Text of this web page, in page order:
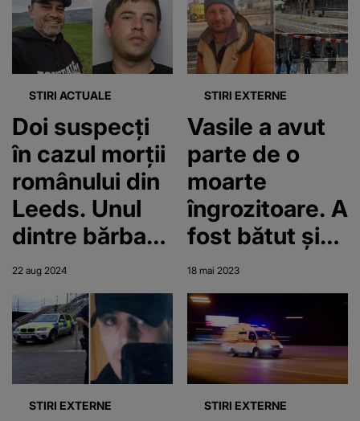
un conațional.
Ce a urmat
după crimă
care l-a lăsat
să zacă în
curte
STIRI ACTUALE
Doi suspecți
în cazul morții
românului din
Leeds. Unul
dintre bărbați
este deja
arestat, altul
este în
urmărire
generală
22 aug 2024
STIRI EXTERNE
Vasile a avut
parte de o
moarte
îngrozitoare. A
fost bătut și
ars de viu în
Italia
18 mai 2023
STIRI EXTERNE STIRI EXTERNE